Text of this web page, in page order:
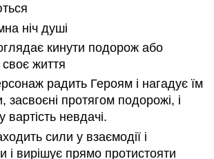
ніч душі
кинути подорож або
своє життя
радить Героям і нагадує їм
засвоєні протягом подорожі, і
вартість невдачі.
сили у взаємодії і
і вирішує прямо протистояти